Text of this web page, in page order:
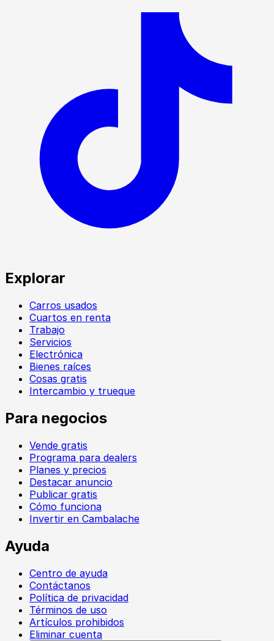
Explorar
Carros usados
Cuartos en renta
Trabajo
Servicios
Electrónica
Bienes raíces
Cosas gratis
Intercambio y trueque
Para negocios
Vende gratis
Programa para dealers
Planes y precios
Destacar anuncio
Publicar gratis
Cómo funciona
Invertir en Cambalache
Ayuda
Centro de ayuda
Contáctanos
Política de privacidad
Términos de uso
Artículos prohibidos
Eliminar cuenta